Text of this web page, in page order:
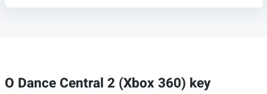
O Dance Central 2 (Xbox 360) key